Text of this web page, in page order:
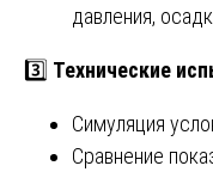
давления,
3️⃣ Технические
Симуляция
Сравнение